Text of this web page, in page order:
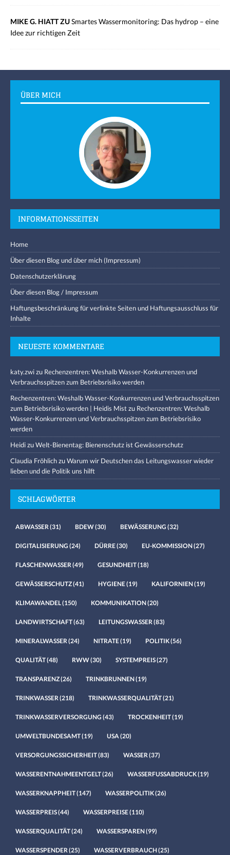
MIKE G. HIATT ZUSmartes Wassermonitoring: Das hydrop – eine
Idee zur richtigen Zeit
ÜBER MICH
INFORMATIONSSEITEN
Home
Über diesen Blog und über mich (Impressum)
Datenschutzerklärung
Über diesen Blog / Impressum
Haftungsbeschränkung für verlinkte Seiten und Haftungsausschluss für
Inhalte
NEUESTE KOMMENTARE
katy.zwizu Rechenzentren: Weshalb Wasser-Konkurrenzen und
Verbrauchsspitzen zum Betriebsrisiko werden
Rechenzentren: Weshalb Wasser-Konkurrenzen und Verbrauchsspitzen
zum Betriebsrisiko werden | Heidis Mistzu Rechenzentren: Weshalb
Wasser-Konkurrenzen und Verbrauchsspitzen zum Betriebsrisiko
werden
HeidizuWelt-Bienentag: Bienenschutz ist Gewässerschutz
Claudia FröhlichzuWarum wir Deutschen das Leitungswasser wieder
lieben und die Politik uns hilft
SCHLAGWÖRTER
ABWASSER(31) BDEW(30) BEWÄSSERUNG (32)
DIGITALISIERUNG (24) DÜRRE(30) EU-KOMMISSION(27)
FLASCHENWASSER(49) GESUNDHEIT(18)
GEWÄSSERSCHUTZ(41) HYGIENE(19) KALIFORNIEN(19)
KLIMAWANDEL(150) KOMMUNIKATION(20)
LANDWIRTSCHAFT(63) LEITUNGSWASSER(83)
MINERALWASSER(24) NITRATE(19) POLITIK(56)
QUALITÄT(48) RWW(30) SYSTEMPREIS(27)
TRANSPARENZ(26) TRINKBRUNNEN(19)
TRINKWASSER(218) TRINKWASSERQUALITÄT(21)
TRINKWASSERVERSORGUNG (43) TROCKENHEIT(19)
UMWELTBUNDESAMT(19) USA(20)
VERSORGUNGSSICHERHEIT(83) WASSER(37)
WASSERENTNAHMEENTGELT(26) WASSERFUSSABDRUCK(19)
WASSERKNAPPHEIT(147) WASSERPOLITIK(26)
WASSERPREIS(44) WASSERPREISE(110)
WASSERQUALITÄT(24) WASSERSPAREN(99)
WASSERSPENDER(25) WASSERVERBRAUCH(25)